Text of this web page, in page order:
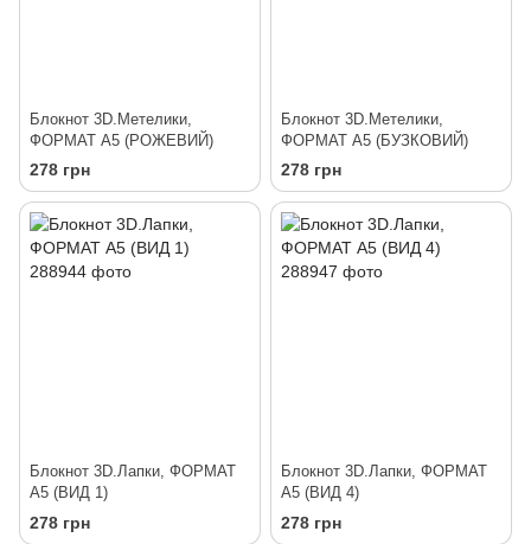
Блокнот 3D.Метелики,
ФОРМАТ А5 (РОЖЕВИЙ)
278 грн
Блокнот 3D.Метелики,
ФОРМАТ А5 (БУЗКОВИЙ)
278 грн
Блокнот 3D.Лапки, ФОРМАТ
А5 (ВИД 1)
278 грн
Блокнот 3D.Лапки, ФОРМАТ
А5 (ВИД 4)
278 грн